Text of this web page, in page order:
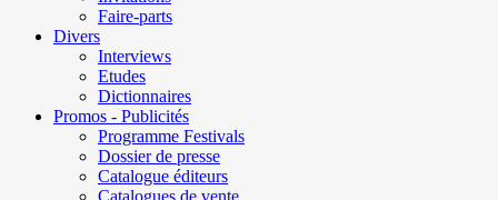
Faire-parts
Divers
Interviews
Etudes
Dictionnaires
Promos - Publicités
Programme Festivals
Dossier de presse
Catalogue éditeurs
Catalogues de vente